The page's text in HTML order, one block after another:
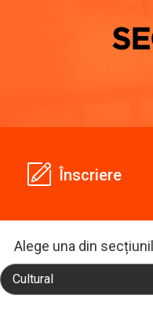
Înscriere
Alege una din